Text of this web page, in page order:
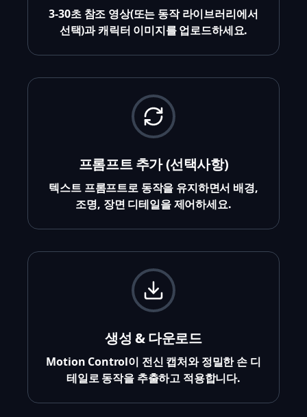
3-30초 참조 영상(또는 동작 라이브러리에서
선택)과 캐릭터 이미지를 업로드하세요.
프롬프트 추가 (선택사항)
텍스트 프롬프트로 동작을 유지하면서 배경,
조명, 장면 디테일을 제어하세요.
생성 & 다운로드
Motion Control이 전신 캡처와 정밀한 손 디
테일로 동작을 추출하고 적용합니다.